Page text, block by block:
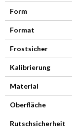
Form
Format
Frostsicher
Kalibrierung
Material
Oberfläche
Rutschsicherheit